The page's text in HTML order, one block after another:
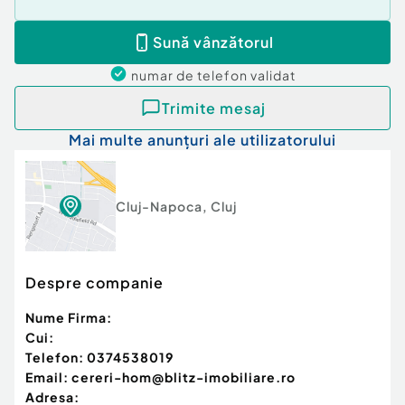
Sună vânzătorul
numar de telefon validat
Trimite mesaj
Mai multe anunțuri ale utilizatorului
Cluj-Napoca, Cluj
Despre companie
Nume Firma:
Cui:
Telefon: 0374538019
Email: cereri-hom@blitz-imobiliare.ro
Adresa: